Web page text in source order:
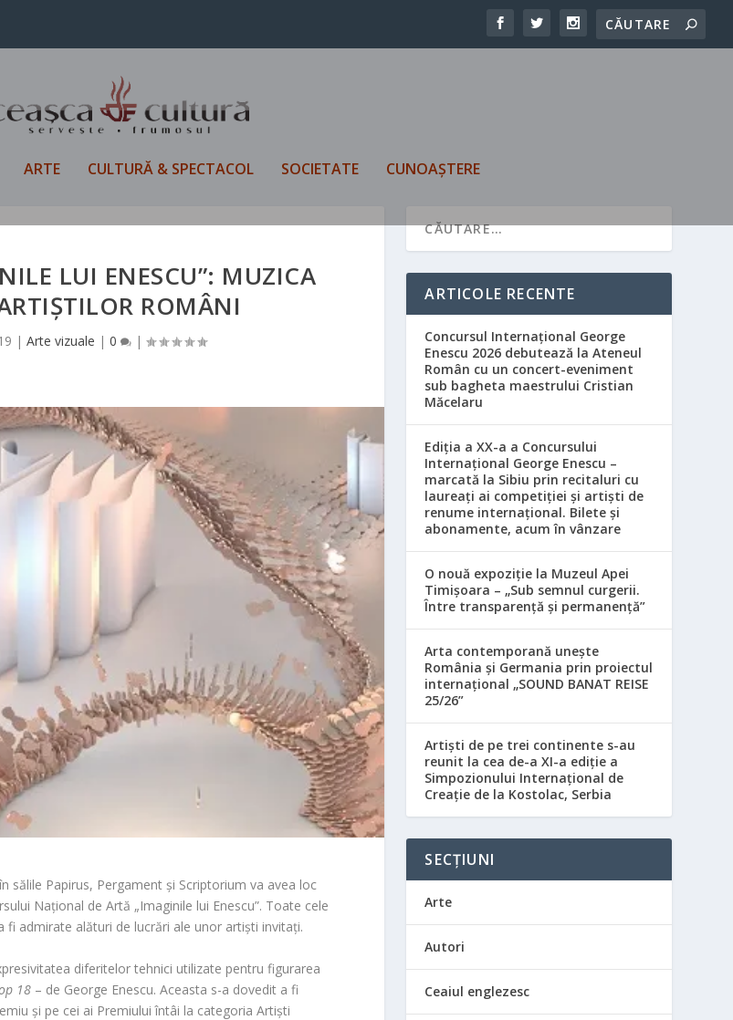
ARTE CULTURĂ & SPECTACOL SOCIETATE CUNOAȘTERE
LUI ENESCU”: MUZICA
ROMÂNI
| Arte vizuale | 0 |
sălile Papirus, Pergament și Scriptorium va avea loc
Național de Artă „Imaginile lui Enescu”. Toate cele
fi admirate alături de lucrări ale unor artiști invitați.
diferitelor tehnici utilizate pentru figurarea
18 – de George Enescu. Aceasta s-a dovedit a fi
și pe cei ai Premiului întâi la categoria Artiști
ARTICOLE RECENTE
Concursul Internațional George
Enescu 2026 debutează la Ateneul
Român cu un concert-eveniment
sub bagheta maestrului Cristian
Măcelaru
Ediția a XX-a a Concursului
Internațional George Enescu –
marcată la Sibiu prin recitaluri cu
laureați ai competiției și artiști de
renume internațional. Bilete și
abonamente, acum în vânzare
O nouă expoziție la Muzeul Apei
Timișoara – „Sub semnul curgerii.
Între transparență și permanență”
Arta contemporană unește
România și Germania prin proiectul
internațional „SOUND BANAT REISE
25/26”
Artiști de pe trei continente s-au
reunit la cea de-a XI-a ediție a
Simpozionului Internațional de
Creație de la Kostolac, Serbia
SECȚIUNI
Arte
Autori
Ceaiul englezesc